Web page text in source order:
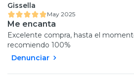
Gissella
May 2025
Me encanta
Excelente compra, hasta el
recomiendo 100%
Denunciar